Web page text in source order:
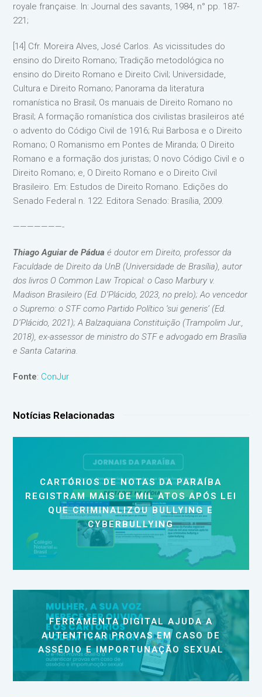
royale française. In: Journal des savants, 1984, n° pp. 187-
221;
[14] Cfr. Moreira Alves, José Carlos. As vicissitudes do
ensino do Direito Romano; Tradição metodológica no
ensino do Direito Romano e Direito Civil; Universidade,
Cultura e Direito Romano; Panorama da literatura
romanística no Brasil; Os manuais de Direito Romano no
Brasil; A formação romanística dos civilistas brasileiros até
o advento do Código Civil de 1916; Rui Barbosa e o Direito
Romano; O Romanismo em Pontes de Miranda; O Direito
Romano e a formação dos juristas; O novo Código Civil e o
Direito Romano; e, O Direito Romano e o Direito Civil
Brasileiro. Em: Estudos de Direito Romano. Edições do
Senado Federal n. 122. Editora Senado: Brasília, 2009.
———————-
Thiago Aguiar de Pádua é doutor em Direito, professor da
Faculdade de Direito da UnB (Universidade de Brasília), autor
dos livros O Common Law Tropical: o Caso Marbury v.
Madison Brasileiro (Ed. D’Plácido, 2023, no prelo); Ao vencedor
o Supremo: o STF como Partido Político ‘sui generis’ (Ed.
D’Plácido, 2021); A Balzaquiana Constituição (Trampolim Jur.,
2018), ex-assessor de ministro do STF e advogado em Brasília
e Santa Catarina.
Fonte: ConJur
Notícias Relacionadas
CARTÓRIOS DE NOTAS DA PARAÍBA
REGISTRAM MAIS DE MIL ATOS APÓS LEI
QUE CRIMINALIZOU BULLYING E
CYBERBULLYING
FERRAMENTA DIGITAL AJUDA A
AUTENTICAR PROVAS EM CASO DE
ASSÉDIO E IMPORTUNAÇÃO SEXUAL